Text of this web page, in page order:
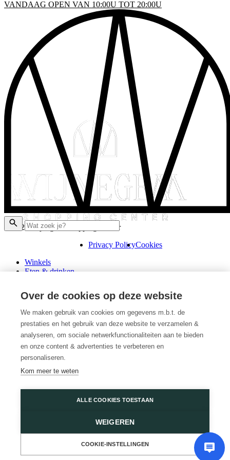
VANDAAG OPEN VAN 10:00U TOT 20:00U
© 2026 Wijnegem Shopping Center
Privacy PolicyCookies
Winkels
Eten & drinken
Schenk een cadeaubon
Over ons
Wini’s
Plattegrond
Diensten
Promoties
Huur een winkel
Veelgestelde vragen
Wijnegem Shopping Center
Contacteer ons
& DRINKEN
INFO
Over de cookies op deze website
We maken gebruik van cookies om gegevens m.b.t. de
prestaties en het gebruik van deze website te verzamelen &
analyseren, om sociale netwerkfunctionaliteiten aan te bieden
en onze content & advertenties te verbeteren en
personaliseren.
Kom meer te weten
ALLE COOKIES TOESTAAN
WEIGEREN
COOKIE-INSTELLINGEN